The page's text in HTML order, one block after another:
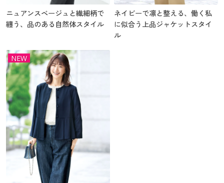
ニュアンスベージュと繊細柄で
纏う、品のある自然体スタイル
ネイビーで凛と整える、働く私
に似合う上品ジャケットスタイ
ル
NEW